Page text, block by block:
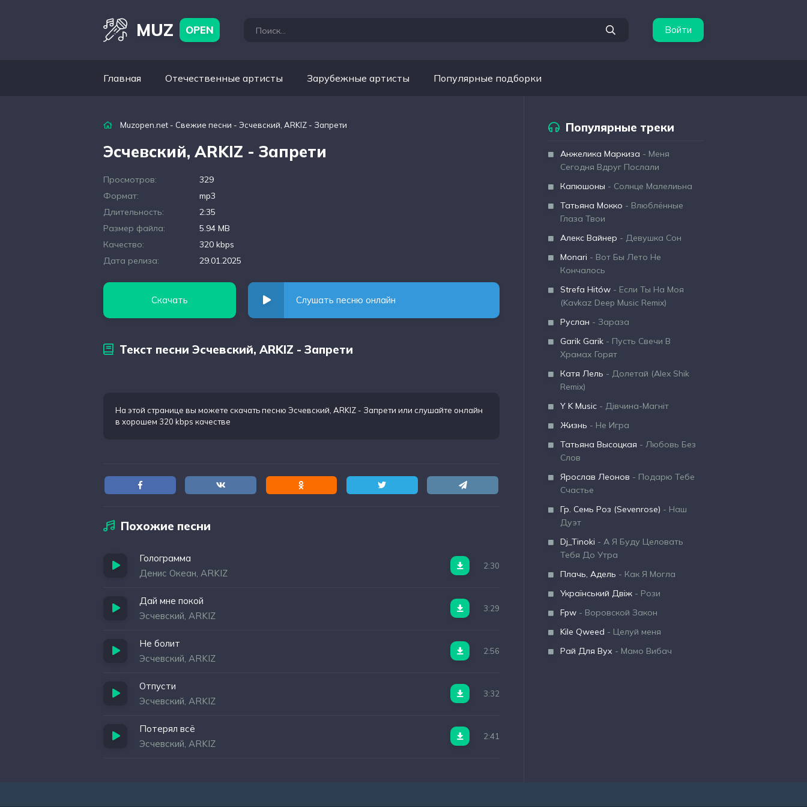
MUZ OPEN Войти
Главная Отечественные артисты Зарубежные артисты Популярные подборки
Muzopen.net - Свежие песни - Эсчевский, ARKIZ - Запрети
Эсчевский, ARKIZ - Запрети
Просмотров:
329
Формат:
mp3
Длительность:
2:35
Размер файла:
5.94 MB
Качество:
320 kbps
Дата релиза:
29.01.2025
Скачать Слушать песню онлайн
Текст песни Эсчевский, ARKIZ - Запрети
На этой странице вы можете скачать песню Эсчевский, ARKIZ - Запрети или слушайте онлайн
в хорошем 320 kbps качестве
Похожие песни
Голограмма
Денис Океан, ARKIZ
2:30
Дай мне покой
Эсчевский, ARKIZ
3:29
Не болит
Эсчевский, ARKIZ
2:56
Отпусти
Эсчевский, ARKIZ
3:32
Потерял всё
Эсчевский, ARKIZ
2:41
Популярные треки
Анжелика Маркиза - Меня
Сегодня Вдруг Послали
Капюшоны - Солнце Малелиьна
Татьяна Мокко - Влюблённые
Глаза Твои
Алекс Вайнер - Девушка Сон
Monari - Вот Бы Лето Не
Кончалось
Strefa Hitów - Если Ты На Моя
(Kavkaz Deep Music Remix)
Руслан - Зараза
Garik Garik - Пусть Свечи В
Храмах Горят
Катя Лель - Долетай (Alex Shik
Remix)
Y K Music - Дівчина-Магніт
Жизнь - Не Игра
Татьяна Высоцкая - Любовь Без
Слов
Ярослав Леонов - Подарю Тебе
Счастье
Гр. Семь Роз (Sevenrose) - Наш
Дуэт
Dj_Tinoki - А Я Буду Целовать
Тебя До Утра
Плачь, Адель - Как Я Могла
Український Двіж - Рози
Fpw - Воровской Закон
Kile Qweed - Целуй меня
Рай Для Вух - Мамо Вибач